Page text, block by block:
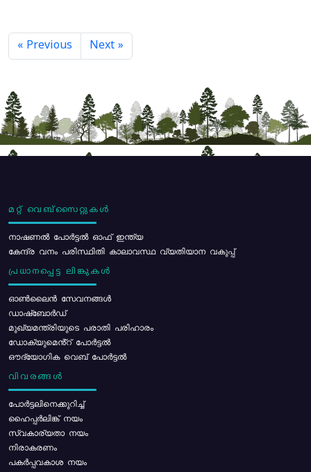
« Previous Next »
മറ്റ് വെബ്സൈറ്റുകൾ
നാഷണൽ പോർട്ടൽ ഓഫ് ഇന്ത്യ
കേന്ദ്ര വനം പരിസ്ഥിതി കാലാവസ്ഥ വ്യതിയാന വകുപ്പ്
പ്രധാനപ്പെട്ട ലിങ്കുകൾ
ഓൺലൈൻ സേവനങ്ങൾ
ഡാഷ്ബോർഡ്
മുഖ്യമന്ത്രിയുടെ പരാതി പരിഹാരം
ഡോക്യുമെൻ്റ് പോർട്ടൽ
ഔദ്യോഗിക വെബ് പോർട്ടൽ
വിവരങ്ങൾ
പോര്‍ട്ടലിനെക്കുറിച്ച്
ഹൈപ്പർലിങ്ക് നയം
സ്വകാര്യതാ നയം
നിരാകരണം
പകർപ്പവകാശ നയം